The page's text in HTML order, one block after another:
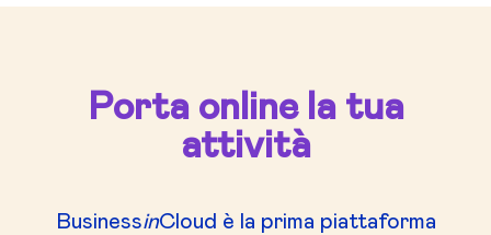
Porta online la tua
attività
BusinessinCloud è la prima piattaforma